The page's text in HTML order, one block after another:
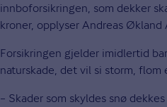
innboforsikringen, som dekker
kroner, opplyser Andreas Økland
Forsikringen gjelder imidlertid
naturskade, det vil si storm, flom
– Skader som skyldes snø